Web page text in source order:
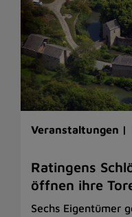
Veranstaltungen |
Ratingens
öffnen ihre
Sechs Eigentümer